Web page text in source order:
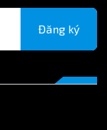
Đăng ký